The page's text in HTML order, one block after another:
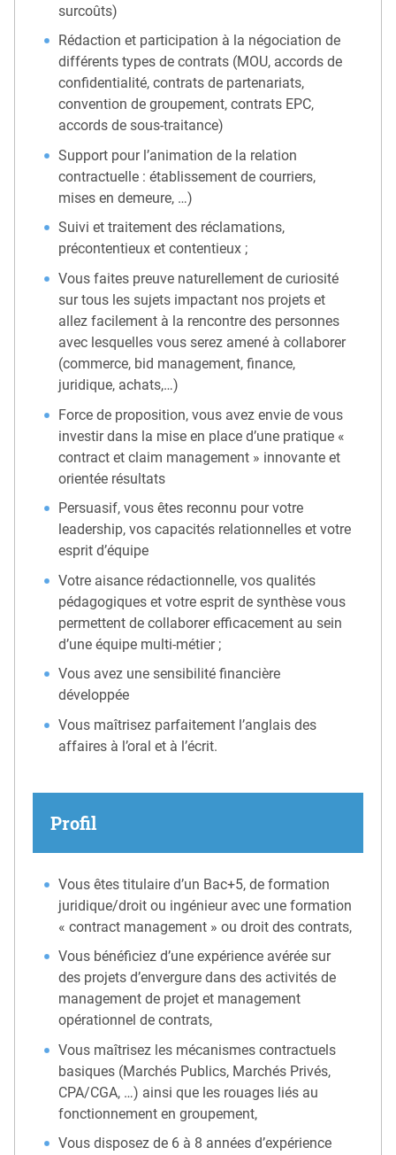
surcoûts)
Rédaction et participation à la négociation de
différents types de contrats (MOU, accords de
confidentialité, contrats de partenariats,
convention de groupement, contrats EPC,
accords de sous-traitance)
Support pour l’animation de la relation
contractuelle : établissement de courriers,
mises en demeure, …)
Suivi et traitement des réclamations,
précontentieux et contentieux ;
Vous faites preuve naturellement de curiosité
sur tous les sujets impactant nos projets et
allez facilement à la rencontre des personnes
avec lesquelles vous serez amené à collaborer
(commerce, bid management, finance,
juridique, achats,…)
Force de proposition, vous avez envie de vous
investir dans la mise en place d’une pratique «
contract et claim management » innovante et
orientée résultats
Persuasif, vous êtes reconnu pour votre
leadership, vos capacités relationnelles et votre
esprit d’équipe
Votre aisance rédactionnelle, vos qualités
pédagogiques et votre esprit de synthèse vous
permettent de collaborer efficacement au sein
d’une équipe multi-métier ;
Vous avez une sensibilité financière
développée
Vous maîtrisez parfaitement l’anglais des
affaires à l’oral et à l’écrit.
Profil
Vous êtes titulaire d’un Bac+5, de formation
juridique/droit ou ingénieur avec une formation
« contract management » ou droit des contrats,
Vous bénéficiez d’une expérience avérée sur
des projets d’envergure dans des activités de
management de projet et management
opérationnel de contrats,
Vous maîtrisez les mécanismes contractuels
basiques (Marchés Publics, Marchés Privés,
CPA/CGA, …) ainsi que les rouages liés au
fonctionnement en groupement,
Vous disposez de 6 à 8 années d’expérience